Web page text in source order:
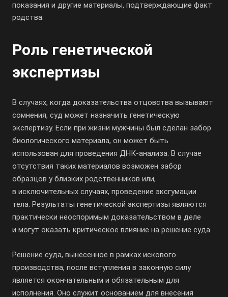
показания и другие материалы, подтверждающие факт
родства.
Роль генетической
экспертизы
В случаях, когда доказательства отцовства вызывают
сомнения, суд может назначить генетическую
экспертизу. Если при жизни мужчины был сделан забор
биологического материала, он может быть
использован для проведения ДНК-анализа. В случае
отсутствия таких материалов возможен забор
образцов у близких родственников или,
в исключительных случаях, проведение эксгумации
тела. Результаты генетической экспертизы являются
практически неоспоримым доказательством в деле
и могут оказать критическое влияние на решение суда.
Решение суда, вынесенное в рамках искового
производства, после вступления в законную силу
является окончательным и обязательным для
исполнения. Оно служит основанием для внесения